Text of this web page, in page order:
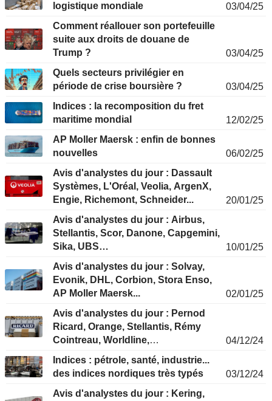
logistique mondiale
03/04/25
Comment réallouer son portefeuille
suite aux droits de douane de
Trump ?
03/04/25
Quels secteurs privilégier en
période de crise boursière ?
03/04/25
Indices : la recomposition du fret
maritime mondial
12/02/25
AP Moller Maersk : enfin de bonnes
nouvelles
06/02/25
Avis d'analystes du jour : Dassault
Systèmes, L'Oréal, Veolia, ArgenX,
Engie, Richemont, Schneider...
20/01/25
Avis d'analystes du jour : Airbus,
Stellantis, Scor, Danone, Capgemini,
Sika, UBS…
10/01/25
Avis d'analystes du jour : Solvay,
Evonik, DHL, Corbion, Stora Enso,
AP Moller Maersk...
02/01/25
Avis d'analystes du jour : Pernod
Ricard, Orange, Stellantis, Rémy
Cointreau, Worldline,
STMicroelectronics, Alstom...
04/12/24
Indices : pétrole, santé, industrie...
des indices nordiques très typés
03/12/24
Avis d'analystes du jour : Kering,